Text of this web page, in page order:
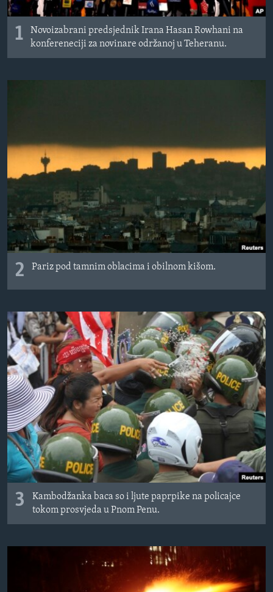
MAGAZIN
O GLASU AMERIKE
Jezici
1
Novoizabrani predsjednik Irana Hasan Rowhani na
konfereneciji za novinare održanoj u Teheranu.
2 Pariz pod tamnim oblacima i obilnom kišom.
3
Kambodžanka baca so i ljute paprpike na policajce
tokom prosvjeda u Pnom Penu.